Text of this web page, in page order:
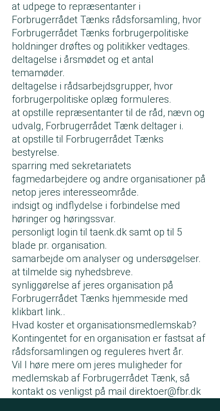
at udpege to repræsentanter i
Forbrugerrådet Tænks rådsforsamling, hvor
Forbrugerrådet Tænks forbrugerpolitiske
holdninger drøftes og politikker vedtages.
deltagelse i årsmødet og et antal
temamøder.
deltagelse i rådsarbejdsgrupper, hvor
forbrugerpolitiske oplæg formuleres.
at opstille repræsentanter til de råd, nævn og
udvalg, Forbrugerrådet Tænk deltager i.
at opstille til Forbrugerrådet Tænks
bestyrelse.
sparring med sekretariatets
fagmedarbejdere og andre organisationer på
netop jeres interesseområde.
indsigt og indflydelse i forbindelse med
høringer og høringssvar.
personligt login til taenk.dk samt op til 5
blade pr. organisation.
samarbejde om analyser og undersøgelser.
at tilmelde sig nyhedsbreve.
synliggørelse af jeres organisation på
Forbrugerrådet Tænks hjemmeside med
klikbart link..
Hvad koster et organisationsmedlemskab?
Kontingentet for en organisation er fastsat af
rådsforsamlingen og reguleres hvert år.
Vil I høre mere om jeres muligheder for
medlemskab af Forbrugerrådet Tænk, så
kontakt os venligst på mail direktoer@fbr.dk